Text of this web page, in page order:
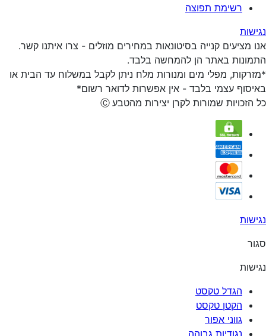
רשימת תפוצה
נגישות
אנו מציעים קנייה בסיטונאות במחירים מוזלים - צרו איתנו קשר.
התמונות באתר הן להמחשה בלבד.
*מזרקות, מפלי מים ומנורות מלח ניתן לקבל במשלוח עד הבית או
באיסוף עצמי בלבד - אין אפשרות לדואר רשום*
כל הזכויות שמורות לקרן יצירות מהטבע Ⓒ
נגישות
סגור
נגישות
הגדל טקסט
הקטן טקסט
גווני אפור
נגודיות גבוהה